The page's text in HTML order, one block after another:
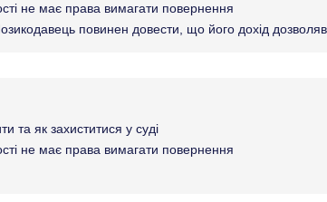
не має права вимагати повернення
повинен довести, що його дохід дозволяв
та як захиститися у суді
не має права вимагати повернення